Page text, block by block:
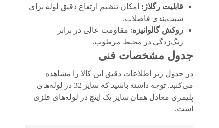
قابلیت رگلاژ: امکان تنظیم ارتفاع دقیق لوله برای
شیب‌بندی فاضلاب.
روکش گالوانیزه: مقاومت عالی در برابر
زنگ‌زدگی در محیط مرطوب.
جدول مشخصات فنی
در جدول زیر اطلاعات دقیق این کالا را مشاهده
می‌کنید. توجه داشته باشید که سایز 32 در لوله‌های
پلیمری معادل همان سایز یک اینچ در لوله‌های فلزی
است.